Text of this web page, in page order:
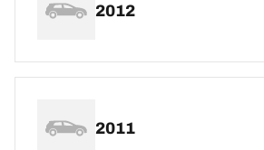
2012
2011